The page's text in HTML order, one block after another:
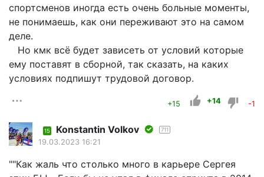
спортсменов иногда есть очень больные моменты,
не понимаешь, как они переживают это на самом
деле.
Но кмк всё будет зависеть от условий которые
ему поставят в сборной, так сказать, на каких
условиях подпишут трудовой договор.
+15 +14 -1
15 Konstantin Volkov 711
19.03.2023 16:21
""Как жаль что столько много в карьере Сергея